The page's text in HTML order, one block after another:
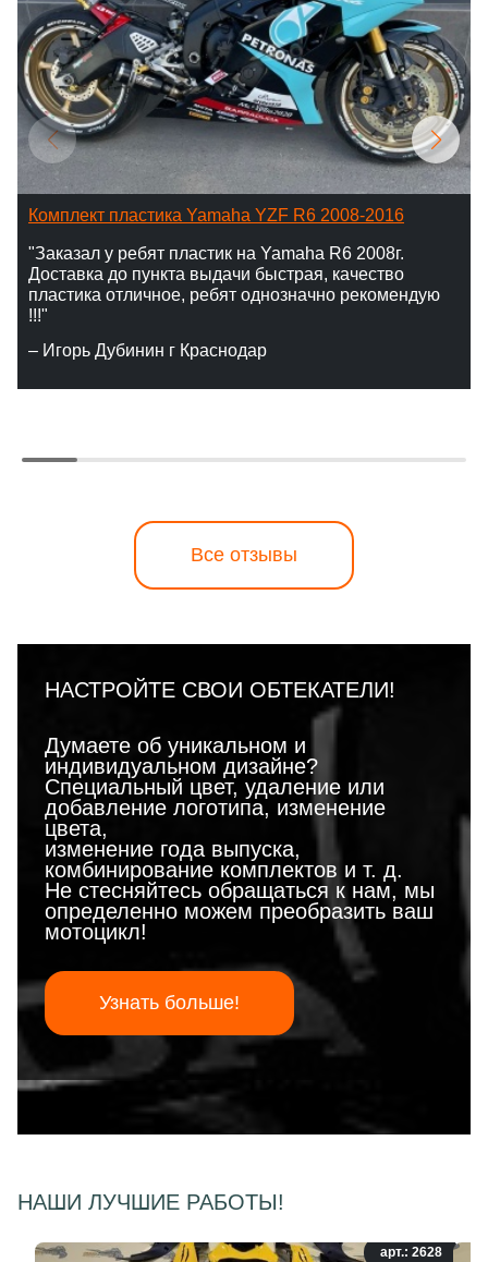
Комплект пластика Yamaha YZF R6 2008-2016
"Заказал у ребят пластик на Yamaha R6 2008г.
Доставка до пункта выдачи быстрая, качество
пластика отличное, ребят однозначно рекомендую
!!!"
– Игорь Дубинин г Краснодар
Все отзывы
НАСТРОЙТЕ СВОИ ОБТЕКАТЕЛИ!
Думаете об уникальном и
индивидуальном дизайне?
Специальный цвет, удаление или
добавление логотипа, изменение
цвета,
изменение года выпуска,
комбинирование комплектов и т. д.
Не стесняйтесь обращаться к нам, мы
определенно можем преобразить ваш
мотоцикл!
Узнать больше!
НАШИ ЛУЧШИЕ РАБОТЫ!
арт.: 2628